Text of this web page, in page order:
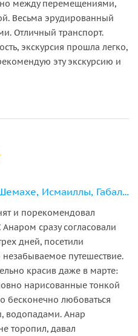
между перемещениями,
Весьма эрудированный
Отличный транспорт.
экскурсия прошла легко,
эту экскурсию и
Индивидуальный тур по Шемахе, Исмаиллы, Габала и Шеки (2 дня)
и порекомендовал
сразу согласовали
дней, посетили
путешествие.
красив даже в марте:
нарисованные тонкой
бесконечно любоваться
водопадами. Анар
торопил, давал